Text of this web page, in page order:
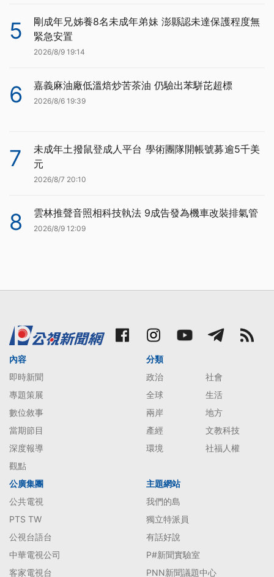
5
剛成年兄姊養8名未成年弟妹 澎縣認未達保護程度無
緊急安置
2026/8/9 19:14
6 嘉義麻油廠低溫焙炒苦茶油 仍驗出苯駢芘超標
2026/8/6 19:39
7
未成年土撥鼠登成人平台 學術團隊開帳號募逾5千美
元
2026/8/7 20:10
8 雲林推聲音照相科技執法 9成告發為機車改裝排氣管
2026/8/9 12:09
內容
即時新聞
專題策展
數位敘事
當期節目
深度報導
觀點
分類
政治
社會
全球
生活
兩岸
地方
產經
文教科技
環境
社福人權
公廣集團
公共電視
PTS TW
公視台語台
中華電視公司
客家電視台
主題網站
我們的島
獨立特派員
有話好說
P#新聞實驗室
PNN新聞議題中心